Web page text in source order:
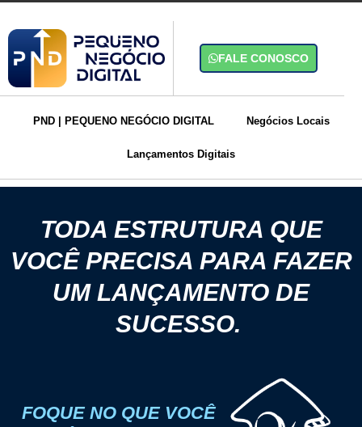
PND | PEQUENO NEGÓCIO DIGITAL Negócios Locais
Lançamentos Digitais
FALE CONOSCO
TODA ESTRUTURA QUE
VOCÊ PRECISA PARA FAZER
UM LANÇAMENTO DE
SUCESSO.
FOQUE NO QUE VOCÊ